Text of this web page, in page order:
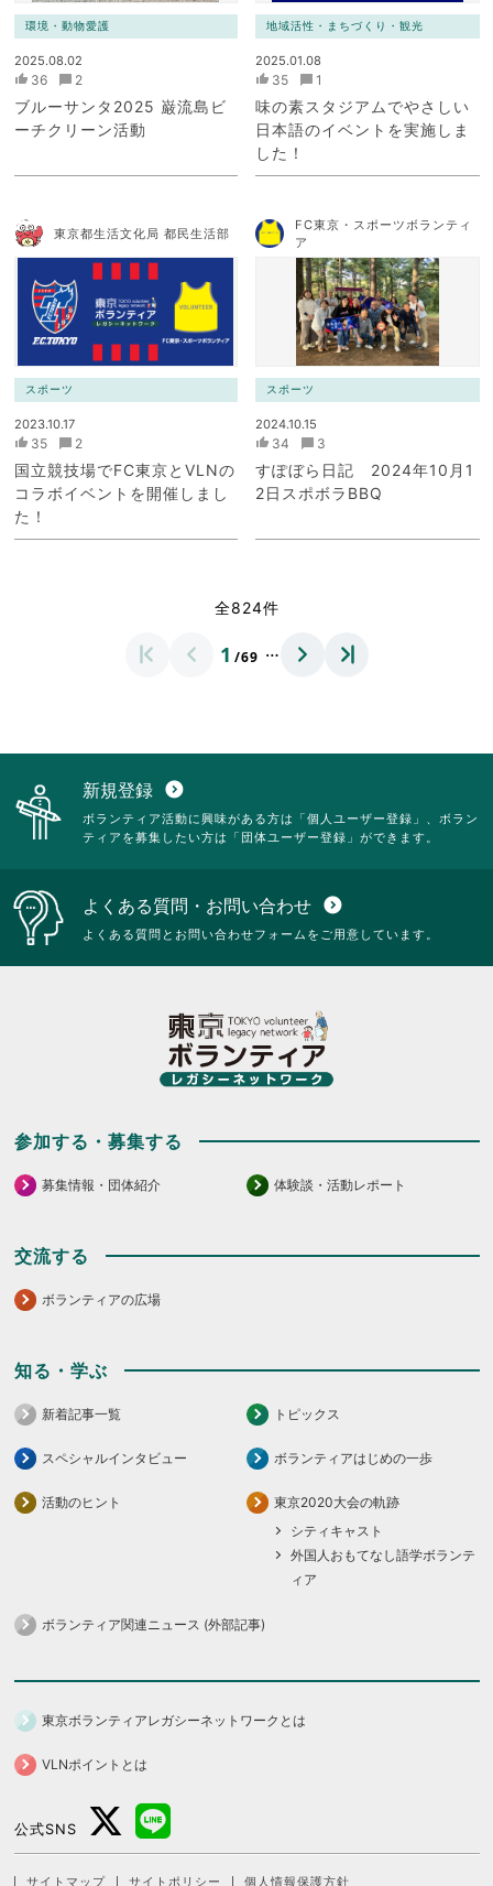
環境・動物愛護
2025.08.02
36 2
ブルーサンタ2025 巌流島ビ
ーチクリーン活動
地域活性・まちづくり・観光
2025.01.08
35 1
味の素スタジアムでやさしい
日本語のイベントを実施しま
した！
東京都生活文化局 都民生活部
スポーツ
2023.10.17
35 2
国立競技場でFC東京とVLNの
コラボイベントを開催しまし
た！
FC東京・スポーツボランティ
ア
スポーツ
2024.10.15
34 3
すぽぼら日記 2024年10月1
2日スポボラBBQ
全824件
1 /69 …
新規登録 expand_circle_down
ボランティア活動に興味がある方は「個人ユーザー登録」、ボラン
ティアを募集したい方は「団体ユーザー登録」ができます。
よくある質問・お問い合わせ expand_circle_down
よくある質問とお問い合わせフォームをご用意しています。
参加する・募集する
募集情報・団体紹介 体験談・活動レポート
交流する
ボランティアの広場
知る・学ぶ
新着記事一覧 トピックス
スペシャルインタビュー ボランティアはじめの一歩
活動のヒント
東京2020大会の軌跡
シティキャスト
外国人おもてなし語学ボランテ
ィア
ボランティア関連ニュース (外部記事)
東京ボランティアレガシーネットワークとは
VLNポイントとは
公式SNS
サイトマップ サイトポリシー 個人情報保護方針